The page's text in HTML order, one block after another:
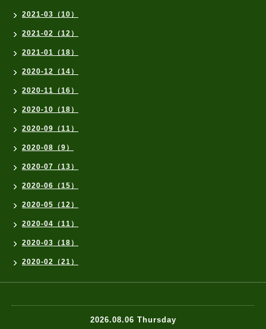
2021-03（10）
2021-02（12）
2021-01（18）
2020-12（14）
2020-11（16）
2020-10（18）
2020-09（11）
2020-08（9）
2020-07（13）
2020-06（15）
2020-05（12）
2020-04（11）
2020-03（18）
2020-02（21）
2026.08.06 Thursday